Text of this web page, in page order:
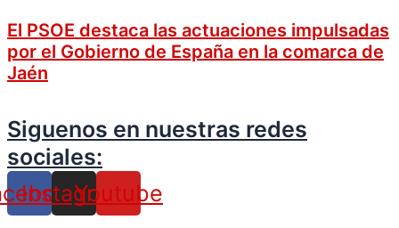
El PSOE destaca las actuaciones impulsadas
por el Gobierno de España en la comarca de
Jaén
Siguenos en nuestras redes
sociales:
Instagram
Youtube